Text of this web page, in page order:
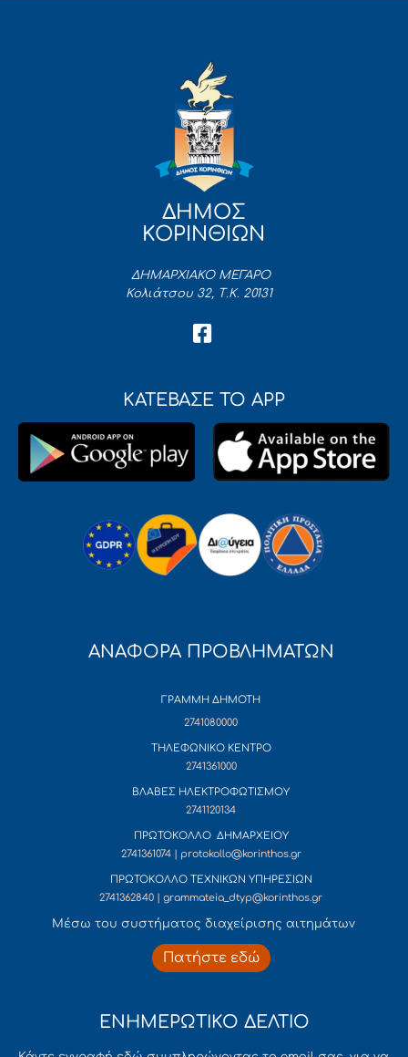
ΔΗΜΟΣ
ΚΟΡΙΝΘΙΩΝ
ΔΗΜΑΡΧΙΑΚΟ ΜΕΓΑΡΟ
Κολιάτσου 32, Τ.Κ. 20131
ΚΑΤΕΒΑΣΕ ΤΟ APP
ΑΝΑΦΟΡΑ ΠΡΟΒΛΗΜΑΤΩΝ
ΓΡΑΜΜΗ ΔΗΜΟΤΗ
2741080000
ΤΗΛΕΦΩΝΙΚΟ ΚΕΝΤΡΟ
2741361000
ΒΛΑΒΕΣ ΗΛΕΚΤΡΟΦΩΤΙΣΜΟΥ
2741120134
ΠΡΩΤΟΚΟΛΛΟ ΔΗΜΑΡΧΕΙΟΥ
2741361074 | protokollo@korinthos.gr
ΠΡΩΤΟΚΟΛΛΟ ΤΕΧΝΙΚΩΝ ΥΠΗΡΕΣΙΩΝ
2741362840 | grammateia_dtyp@korinthos.gr
Mέσω του συστήματος διαχείρισης αιτημάτων
Πατήστε εδώ
ΕΝΗΜΕΡΩΤΙΚΟ ΔΕΛΤΙΟ